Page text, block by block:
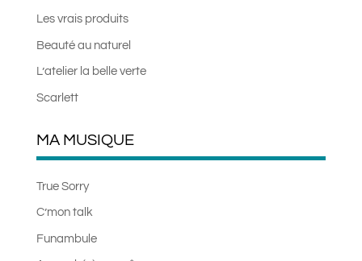
Les vrais produits
Beauté au naturel
L’atelier la belle verte
Scarlett
MA MUSIQUE
True Sorry
C’mon talk
Funambule